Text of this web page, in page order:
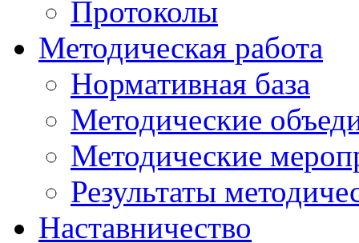
Протоколы
Методическая работа
Нормативная база
Методические
Методические
Результаты
Наставничество